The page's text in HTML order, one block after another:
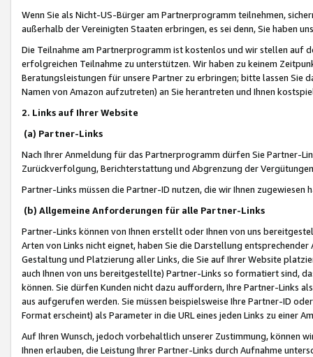
Wenn Sie als Nicht-US-Bürger am Partnerprogramm teilnehmen,
außerhalb der Vereinigten Staaten erbringen, es sei denn, Sie haben
Die Teilnahme am Partnerprogramm ist kostenlos und wir stellen auf
erfolgreichen Teilnahme zu unterstützen. Wir haben zu keinem
Beratungsleistungen für unsere Partner zu erbringen; bitte lassen Sie
Namen von Amazon aufzutreten) an Sie herantreten und Ihnen
2. Links auf Ihrer Website
(a) Partner-Links
Nach Ihrer Anmeldung für das Partnerprogramm dürfen Sie Partner-
Zurückverfolgung, Berichterstattung und Abgrenzung der
Partner-Links müssen die Partner-ID nutzen, die wir Ihnen zugewiesen
(b) Allgemeine Anforderungen für alle Partner-Links
Partner-Links können von Ihnen erstellt oder Ihnen von uns
Arten von Links nicht eignet, haben Sie die Darstellung
Gestaltung und Platzierung aller Links, die Sie auf Ihrer Website
auch Ihnen von uns bereitgestellte) Partner-Links so formatiert sind,
können. Sie dürfen Kunden nicht dazu auffordern, Ihre Partner-Links
aus aufgerufen werden. Sie müssen beispielsweise Ihre Partner-ID
Format erscheint) als Parameter in die URL eines jeden Links zu einer
Auf Ihren Wunsch, jedoch vorbehaltlich unserer Zustimmung, können
Ihnen erlauben, die Leistung Ihrer Partner-Links durch Aufnahme